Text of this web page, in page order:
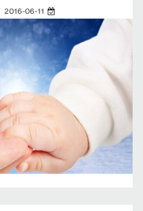
2016-06-11